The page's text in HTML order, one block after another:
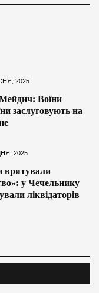
2025
Воїни
заслуговують на
2025
врятували
у Чечельнику
ліквідаторів